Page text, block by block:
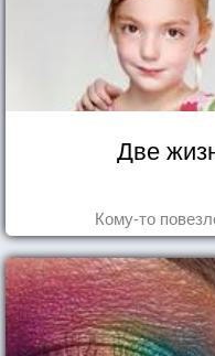
Две
Кому-то